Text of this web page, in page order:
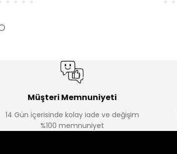
Müşteri Memnuniyeti
14 Gün içerisinde kolay iade ve değişim
%100 memnuniyet